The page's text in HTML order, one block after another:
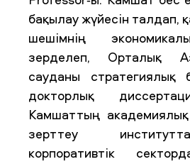
бақылау жүйесін талдап,
шешімнің
зерделеп, Орталық
сауданы стратегиялық
докторлық
Камшаттың
зерттеу
корпоративтік